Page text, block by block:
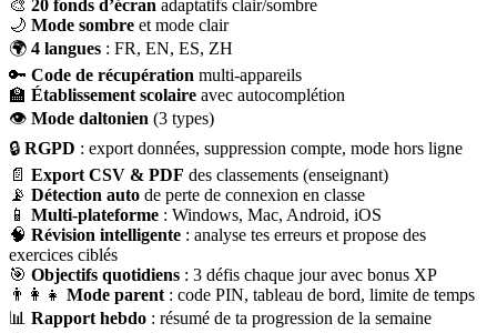
🎨 20 fonds d’écran adaptatifs clair/sombre
🌙 Mode sombre et mode clair
🌍 4 langues : FR, EN, ES, ZH
🔑 Code de récupération multi-appareils
🏫 Établissement scolaire avec autocomplétion
👁 Mode daltonien (3 types)
🔒 RGPD : export données, suppression compte, mode hors ligne
📄 Export CSV & PDF des classements (enseignant)
📡 Détection auto de perte de connexion en classe
📱 Multi-plateforme : Windows, Mac, Android, iOS
🧠 Révision intelligente : analyse tes erreurs et propose des
exercices ciblés
🎯 Objectifs quotidiens : 3 défis chaque jour avec bonus XP
👨‍👩‍👧 Mode parent : code PIN, tableau de bord, limite de temps
📊 Rapport hebdo : résumé de ta progression de la semaine